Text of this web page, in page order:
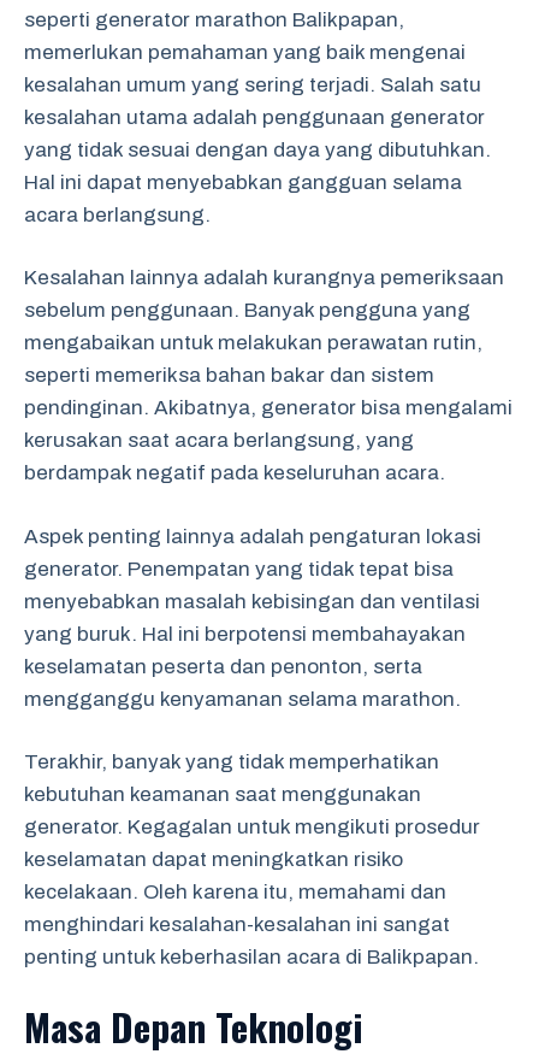
seperti generator marathon Balikpapan,
memerlukan pemahaman yang baik mengenai
kesalahan umum yang sering terjadi. Salah satu
kesalahan utama adalah penggunaan generator
yang tidak sesuai dengan daya yang dibutuhkan.
Hal ini dapat menyebabkan gangguan selama
acara berlangsung.
Kesalahan lainnya adalah kurangnya pemeriksaan
sebelum penggunaan. Banyak pengguna yang
mengabaikan untuk melakukan perawatan rutin,
seperti memeriksa bahan bakar dan sistem
pendinginan. Akibatnya, generator bisa mengalami
kerusakan saat acara berlangsung, yang
berdampak negatif pada keseluruhan acara.
Aspek penting lainnya adalah pengaturan lokasi
generator. Penempatan yang tidak tepat bisa
menyebabkan masalah kebisingan dan ventilasi
yang buruk. Hal ini berpotensi membahayakan
keselamatan peserta dan penonton, serta
mengganggu kenyamanan selama marathon.
Terakhir, banyak yang tidak memperhatikan
kebutuhan keamanan saat menggunakan
generator. Kegagalan untuk mengikuti prosedur
keselamatan dapat meningkatkan risiko
kecelakaan. Oleh karena itu, memahami dan
menghindari kesalahan-kesalahan ini sangat
penting untuk keberhasilan acara di Balikpapan.
Masa Depan Teknologi